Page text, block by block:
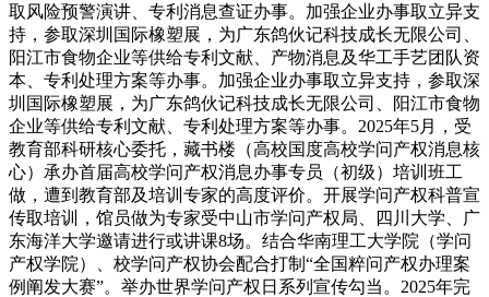
取风险预警演讲、专利消息查证办事。加强企业办事取立异支
持，参取深圳国际橡塑展，为广东鸽伙记科技成长无限公司、
阳江市食物企业等供给专利文献、产物消息及华工手艺团队资
本、专利处理方案等办事。加强企业办事取立异支持，参取深
圳国际橡塑展，为广东鸽伙记科技成长无限公司、阳江市食物
企业等供给专利文献、专利处理方案等办事。2025年5月，受
教育部科研核心委托，藏书楼（高校国度高校学问产权消息核
心）承办首届高校学问产权消息办事专员（初级）培训班工
做，遭到教育部及培训专家的高度评价。开展学问产权科普宣
传取培训，馆员做为专家受中山市学问产权局、四川大学、广
东海洋大学邀请进行或讲课8场。结合华南理工大学院（学问
产权学院）、校学问产权协会配合打制“全国粹问产权办理案
例阐发大赛”。举办世界学问产权日系列宣传勾当。2025年完